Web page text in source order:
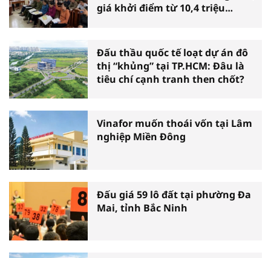
giá khởi điểm từ 10,4 triệu
Đấu thầu quốc tế loạt dự án đô
thị “khủng” tại TP.HCM: Đâu là
tiêu chí cạnh tranh then chốt?
Vinafor muốn thoái vốn tại Lâm
nghiệp Miền Đông
Đấu giá 59 lô đất tại phường Đa
Mai, tỉnh Bắc Ninh